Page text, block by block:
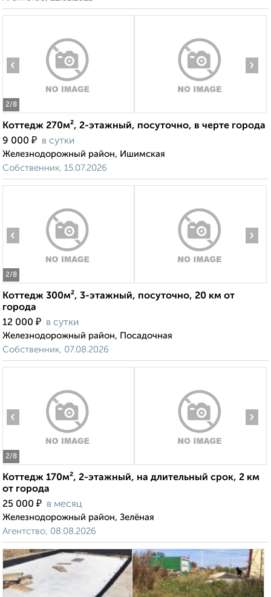
2/8
‹ ›
Коттедж 270м², 2-этажный, посуточно, в черте города
9 000 ₽ в сутки
Железнодорожный район, Ишимская
Собственник, 15.07.2026
2/8
‹ ›
Коттедж 300м², 3-этажный, посуточно, 20 км от
города
12 000 ₽ в сутки
Железнодорожный район, Посадочная
Собственник, 07.08.2026
2/8
‹ ›
Коттедж 170м², 2-этажный, на длительный срок, 2 км
от города
25 000 ₽ в месяц
Железнодорожный район, Зелёная
Агентство, 08.08.2026